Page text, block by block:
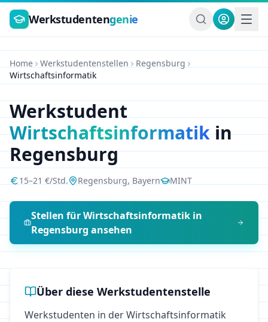
Zum Hauptinhalt springen
Werkstudentengenie
Home Werkstudentenstellen
Regensburg
Wirtschaftsinformatik
Werkstudent
Wirtschaftsinformatikin
Regensburg
15–21 €/Std. Regensburg, Bayern MINT
Stellen fürWirtschaftsinformatikin
Regensburg ansehen
Über diese Werkstudentenstelle
Werkstudenten in der Wirtschaftsinformatik